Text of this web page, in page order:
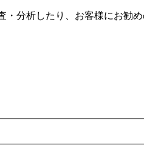
分析したり、お客様にお勧